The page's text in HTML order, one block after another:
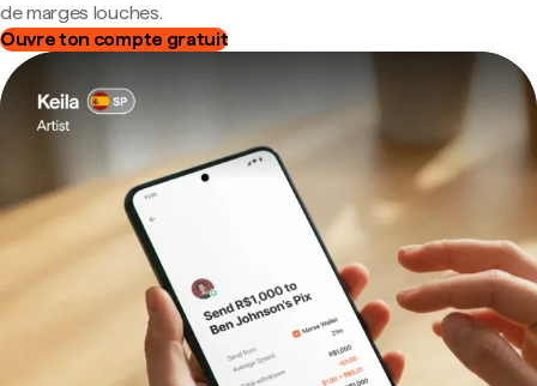
de marges louches.
Ouvre ton compte gratuit